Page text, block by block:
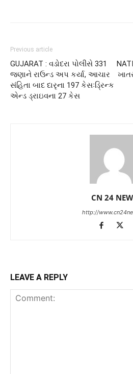
Previous article
GUJARAT : વડોદરા પોલીસે 331
જણાને રાઉન્ડ અપ કર્યા, આચાર
સંહિતા બાદ દારૃના 197 કેસઃડ્રિન્ક
એન્ડ ડ્રાઇવના 27 કેસ
CN 24
http://
LEAVE A REPLY